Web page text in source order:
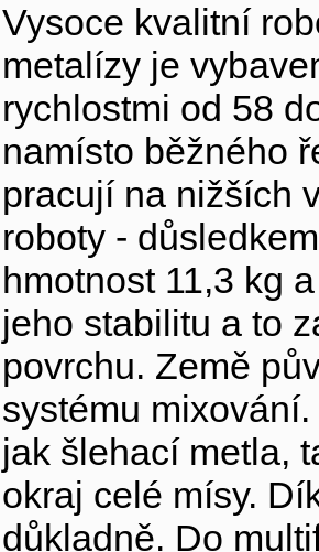
Vysoce kvalitní
metalízy je
rychlostmi od 58
namísto běžného
pracují na nižších
roboty -
hmotnost 11,3 kg
jeho stabilitu a to
povrchu. Země
systému
jak šlehací metla,
okraj celé mísy.
důkladně. Do